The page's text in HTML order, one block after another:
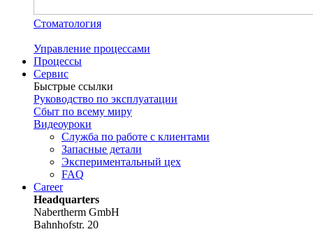
Стоматология
Управление процессами
Процессы
Сервис
Быстрые ссылки
Руководство по эксплуатации
Сбыт по всему миру
Видеоуроки
Служба по работе с клиентами
Запасные детали
Экспериментальный цех
FAQ
Career
Headquarters
Nabertherm GmbH
Bahnhofstr. 20